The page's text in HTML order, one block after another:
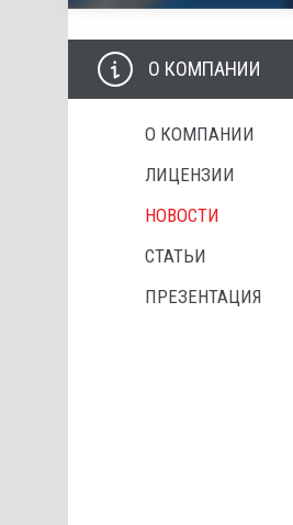
О КОМПАНИИ
О КОМПАНИИ
ЛИЦЕНЗИИ
НОВОСТИ
СТАТЬИ
ПРЕЗЕНТАЦИЯ